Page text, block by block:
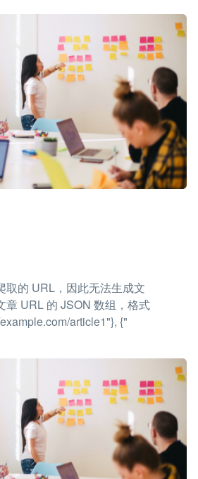
取的 URL，因此无法生成文
章 URL 的 JSON 数组，格式
article1"}, {"